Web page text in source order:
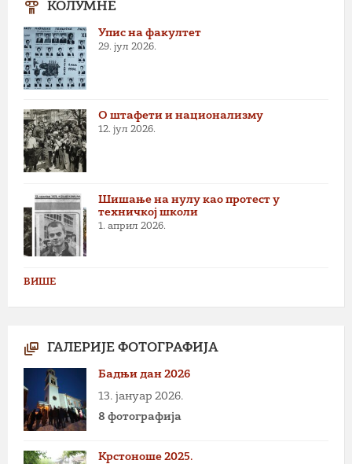
КОЛУМНЕ
Упис на факултет
29. јул 2026.
О штафети и национализму
12. јул 2026.
Шишање на нулу као протест у
техничкој школи
1. април 2026.
ВИШЕ
ГАЛЕРИЈЕ ФОТОГРАФИЈА
Бадњи дан 2026
13. јануар 2026.
8 фотографија
Крстоноше 2025.